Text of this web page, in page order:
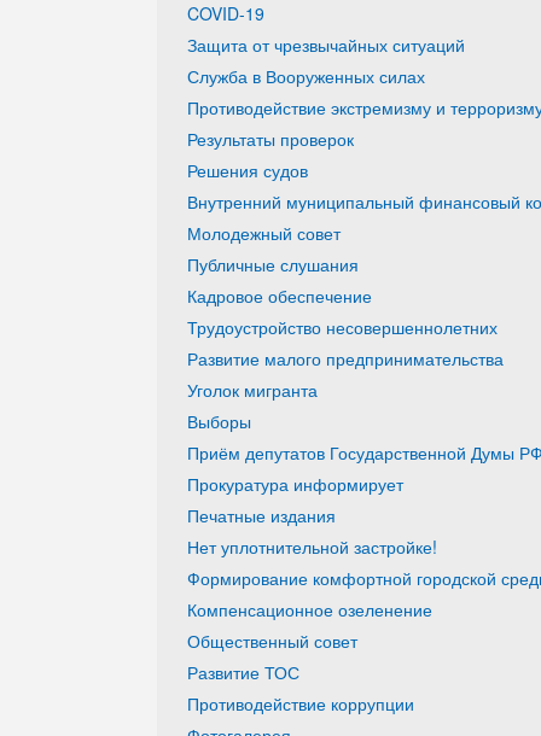
COVID-19
Защита от чрезвычайных ситуаций
Служба в Вооруженных силах
Противодействие экстремизму и
Результаты проверок
Решения судов
Внутренний муниципальный финансовый
Молодежный совет
Публичные слушания
Кадровое обеспечение
Трудоустройство несовершеннолетних
Развитие малого предпринимательства
Уголок мигранта
Выборы
Приём депутатов Государственной Думы
Прокуратура информирует
Печатные издания
Нет уплотнительной застройке!
Формирование комфортной городской
Компенсационное озеленение
Общественный совет
Развитие ТОС
Противодействие коррупции